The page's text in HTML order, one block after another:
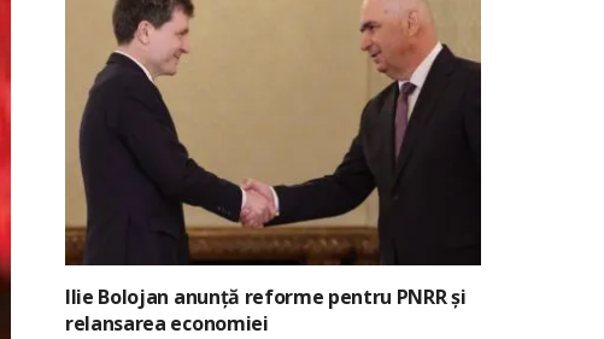
Ilie Bolojan anunță reforme pentru PNRR și
relansarea economiei